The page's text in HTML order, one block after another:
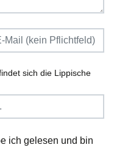
sich die Lippische
ich gelesen und bin